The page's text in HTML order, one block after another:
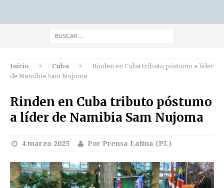
Inicio Cuba
Rinden en Cuba tributo póstumo a líder
de Namibia Sam Nujoma
Rinden en Cuba tributo póstumo
a líder de Namibia Sam Nujoma
4 marzo 2025 Por Prensa Latina (PL)